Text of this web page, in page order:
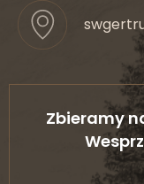
Zbieramy